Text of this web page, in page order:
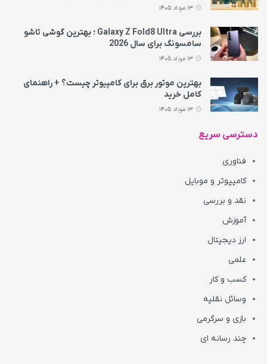
بررسی Galaxy Z Fold8 Ultra ؛ بهترین گوشی تاشو
سامسونگ برای سال 2026
بهترین موتور برق برای کامپیوتر چیست؟ + راهنمای
کامل خرید
دسترسی سریع
فناوری
کامپیوتر و موبایل
نقد و بررسی
آموزش
ارز دیجیتال
علمی
کسب و کار
وسائل نقلیه
بازی و سرگرمی
چند رسانه ای